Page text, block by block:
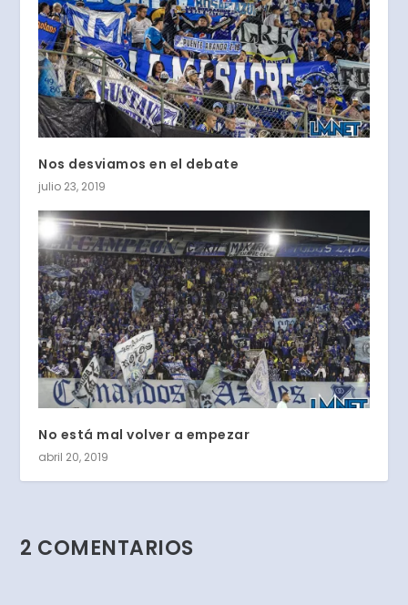
Nos desviamos en el debate
julio 23, 2019
No está mal volver a empezar
abril 20, 2019
2 COMENTARIOS